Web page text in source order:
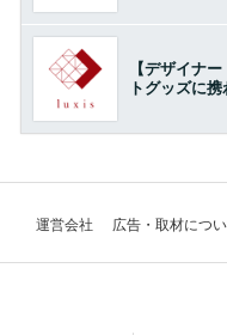
【デザイナ
トグッズに携
運営会社 広告・取材につ